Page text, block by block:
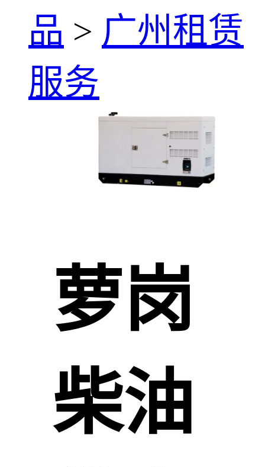
品 > 广州租赁
服务
萝岗
柴油